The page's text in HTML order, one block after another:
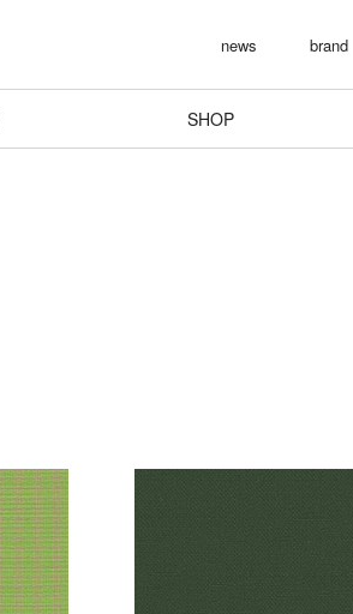
news brand
SHOP